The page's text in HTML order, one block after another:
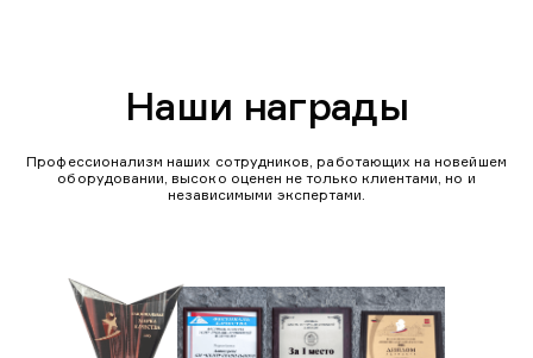
Наши награды
Профессионализм наших сотрудников, работающих на новейшем
оборудовании, высоко оценен не только клиентами, но и
независимыми экспертами.